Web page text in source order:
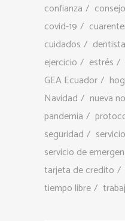
confianza
covid-19
cuidados
dentista
ejercicio
estrés
GEA Ecuador
Navidad
nueva
pandemia
seguridad
servicio
servicio de
tarjeta de credito
tiempo libre